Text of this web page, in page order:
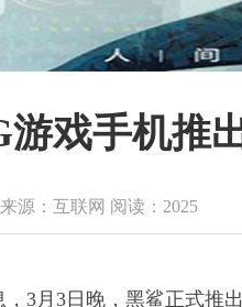
游戏手机推
来源：互联网 阅读：2025
3月3日晚，黑鲨正式推